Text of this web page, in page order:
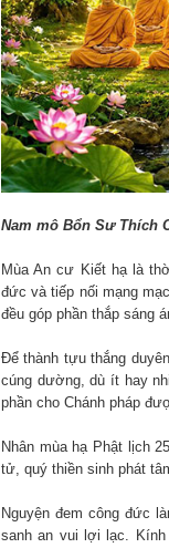
Nam mô Bổn Sư Thích
Mùa An cư Kiết hạ là
đức và tiếp nối mạng
đều góp phần thắp sáng
Để thành tựu thắng
cúng dường, dù ít hay
phần cho Chánh pháp
Nhân mùa hạ Phật lịch
tử, quý thiền sinh phát
Nguyện đem công đức
sanh an vui lợi lạc.